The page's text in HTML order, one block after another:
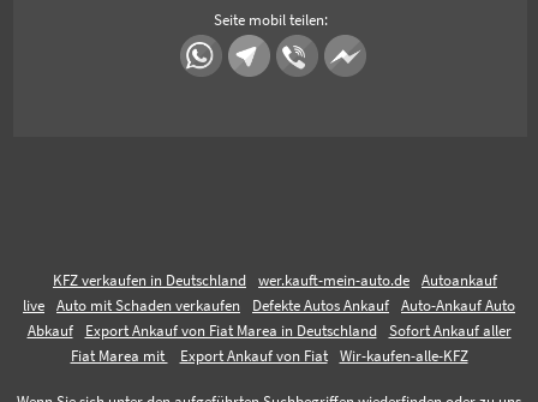
Seite mobil teilen:
KFZ verkaufen in Deutschland wer.kauft-mein-auto.de
Autoankauf
live
Auto mit Schaden verkaufen Defekte Autos Ankauf
Auto-Ankauf Auto
Abkauf
Export Ankauf von Fiat Marea in Deutschland
Sofort Ankauf aller
Fiat Marea mit
Export Ankauf von Fiat Wir-kaufen-alle-KFZ